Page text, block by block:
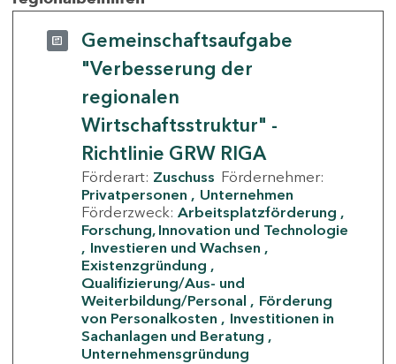
Gemeinschaftsaufgabe
"Verbesserung der
regionalen
Wirtschaftsstruktur" -
Richtlinie GRW RIGA
Förderart: Zuschuss Fördernehmer:
Privatpersonen
Unternehmen
Förderzweck: Arbeitsplatzförderung
Forschung, Innovation und Technologie
Investieren und Wachsen
Existenzgründung
Qualifizierung/Aus- und
Weiterbildung/Personal
Förderung
von Personalkosten
Investitionen in
Sachanlagen und Beratung
Unternehmensgründung